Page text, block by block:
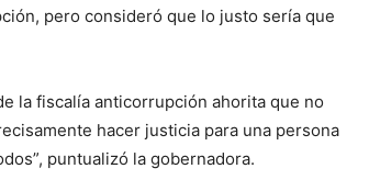
pero consideró que lo justo sería que
la fiscalía anticorrupción ahorita que no
hacer justicia para una persona
puntualizó la gobernadora.